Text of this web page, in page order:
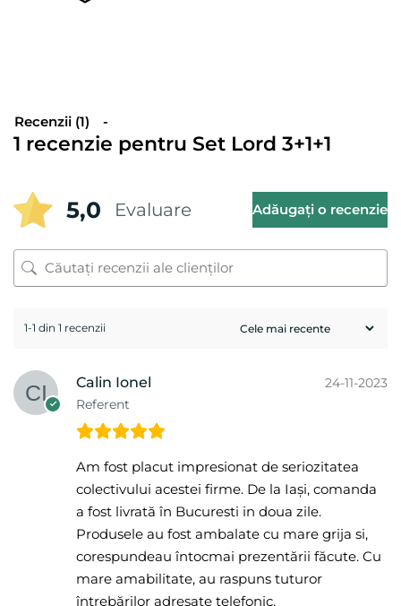
Recenzii (1)
1 recenzie pentru Set Lord 3+1+1
5,0 Evaluare Adăugați o recenzie
1-1 din 1 recenzii
Calin Ionel
Referent
24-11-2023
Am fost placut impresionat de seriozitatea
colectivului acestei firme. De la Iași, comanda
a fost livrată în Bucuresti in doua zile.
Produsele au fost ambalate cu mare grija si,
corespundeau întocmai prezentării făcute. Cu
mare amabilitate, au raspuns tuturor
întrebărilor adresate telefonic.